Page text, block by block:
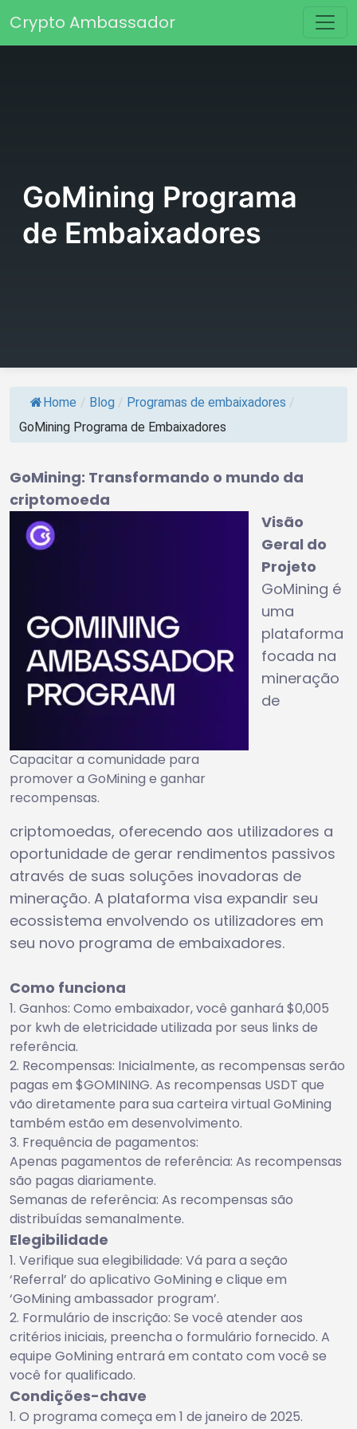
Navegação principal
Crypto Ambassador
GoMining Programa
de Embaixadores
Home / Blog / Programas de embaixadores /
GoMining Programa de Embaixadores
GoMining: Transformando o mundo da
criptomoeda
Capacitar a comunidade para
promover a GoMining e ganhar
recompensas.
Visão
Geral do
Projeto
GoMining é
uma
plataforma
focada na
mineração
de
criptomoedas, oferecendo aos utilizadores a
oportunidade de gerar rendimentos passivos
através de suas soluções inovadoras de
mineração. A plataforma visa expandir seu
ecossistema envolvendo os utilizadores em
seu novo programa de embaixadores.
Como funciona
Ganhos: Como embaixador, você ganhará $0,005
por kwh de eletricidade utilizada por seus links de
referência.
Recompensas: Inicialmente, as recompensas serão
pagas em $GOMINING. As recompensas USDT que
vão diretamente para sua carteira virtual GoMining
também estão em desenvolvimento.
Frequência de pagamentos:
Apenas pagamentos de referência: As recompensas
são pagas diariamente.
Semanas de referência: As recompensas são
distribuídas semanalmente.
Elegibilidade
Verifique sua elegibilidade: Vá para a seção
‘Referral’ do aplicativo GoMining e clique em
‘GoMining ambassador program’.
Formulário de inscrição: Se você atender aos
critérios iniciais, preencha o formulário fornecido. A
equipe GoMining entrará em contato com você se
você for qualificado.
Condições-chave
O programa começa em 1 de janeiro de 2025.